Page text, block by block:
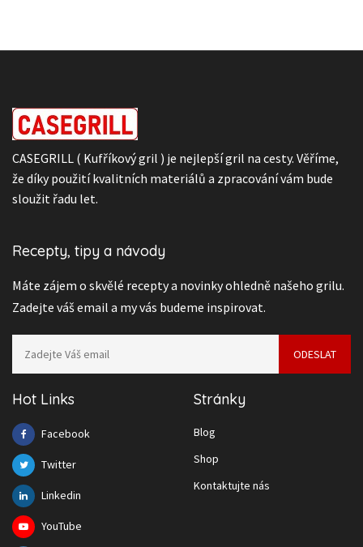
CASEGRILL ( Kufříkový gril ) je nejlepší gril na cesty. Věříme,
že díky použití kvalitních materiálů a zpracování vám bude
sloužit řadu let.
Recepty, tipy a návody
Máte zájem o skvělé recepty a novinky ohledně našeho grilu.
Zadejte váš email a my vás budeme inspirovat.
Hot Links
Facebook
Twitter
Linkedin
YouTube
Stránky
Blog
Shop
Kontaktujte nás